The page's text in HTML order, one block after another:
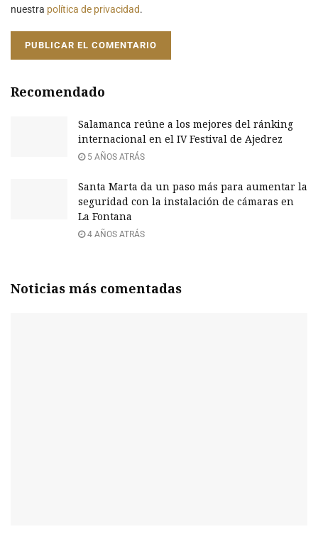
nuestra política de privacidad.
Recomendado
Salamanca reúne a los mejores del ránking
internacional en el IV Festival de Ajedrez
5 AÑOS ATRÁS
Santa Marta da un paso más para aumentar la
seguridad con la instalación de cámaras en
La Fontana
4 AÑOS ATRÁS
Noticias más comentadas